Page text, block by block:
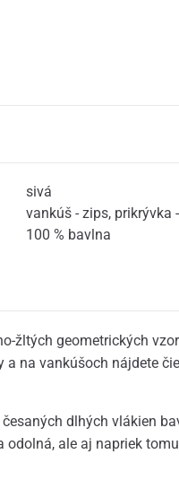
sivá
vankúš - zips, prikrývka
100 % bavlna
žltých geometrických
na vankúšoch nájdete
dlhých vlákien
odolná, ale aj napriek tomu